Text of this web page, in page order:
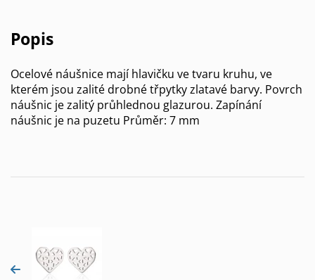
Popis
Ocelové náušnice mají hlavičku ve tvaru kruhu, ve
kterém jsou zalité drobné třpytky zlatavé barvy. Povrch
náušnic je zalitý průhlednou glazurou. Zapínání
náušnic je na puzetu Průměr: 7 mm